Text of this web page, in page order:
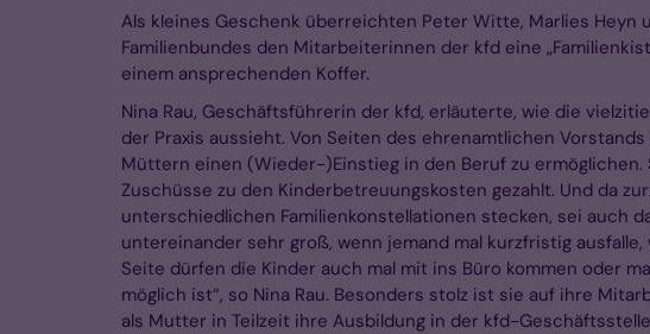
Als kleines Geschenk überreichten Peter Witte, Marlies Heyn
Familienbundes den Mitarbeiterinnen der kfd eine
einem ansprechenden Koffer.
Nina Rau, Geschäftsführerin der kfd, erläuterte, wie die
der Praxis aussieht. Von Seiten des ehrenamtlichen
Müttern einen (Wieder-)Einstieg in den Beruf zu ermöglichen.
Zuschüsse zu den Kinderbetreuungskosten gezahlt. Und da
unterschiedlichen Familienkonstellationen stecken, sei auch
untereinander sehr groß, wenn jemand mal kurzfristig
Seite dürfen die Kinder auch mal mit ins Büro kommen oder
möglich ist“, so Nina Rau. Besonders stolz ist sie auf ihre
als Mutter in Teilzeit ihre Ausbildung in der kfd-